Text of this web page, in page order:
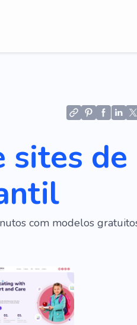
sites de
com modelos